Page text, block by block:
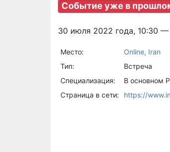
Событие уже в
30 июля 2022 года, 10:30
Место:
Online, Iran
Тип:
Встреча
Специализация:
В основном
Страница в сети:
https://